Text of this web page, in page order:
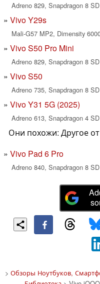
Adreno 829, Snapdragon 8
Vivo Y29s
Mali-G57 MP2, Dimensity
Vivo S50 Pro Mini
Adreno 829, Snapdragon 8
Vivo S50
Adreno 735, Snapdragon 8
Vivo Y31 5G (2025)
Adreno 613, Snapdragon 4
Они похожи: Другое
Vivo Pad 6 Pro
Adreno 840, Snapdragon 8
> Обзоры Ноутбуков,